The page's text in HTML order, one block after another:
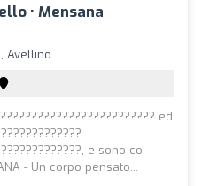
• Mensana
Avellino
ed
e sono co-
- Un corpo pensato...